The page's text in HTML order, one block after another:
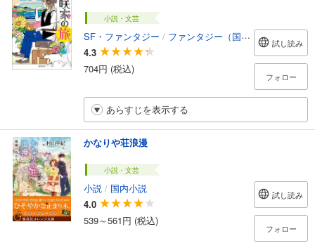
小説・文芸
SF・ファンタジー / ファンタジー（国内）
4.3
704円 (税込)
試し読み
フォロー
あらすじを表示する
かなりや荘浪漫
小説・文芸
小説 / 国内小説
4.0
539～561円 (税込)
試し読み
フォロー